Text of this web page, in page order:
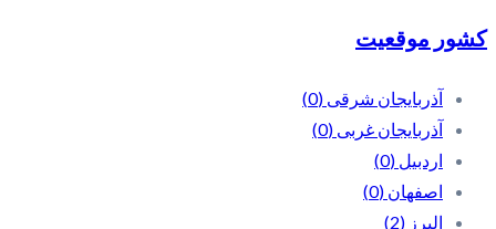
کشور موقعیت
آذربایجان شرقی (0)
آذربایجان غربی (0)
اردبیل (0)
اصفهان (0)
البرز (2)